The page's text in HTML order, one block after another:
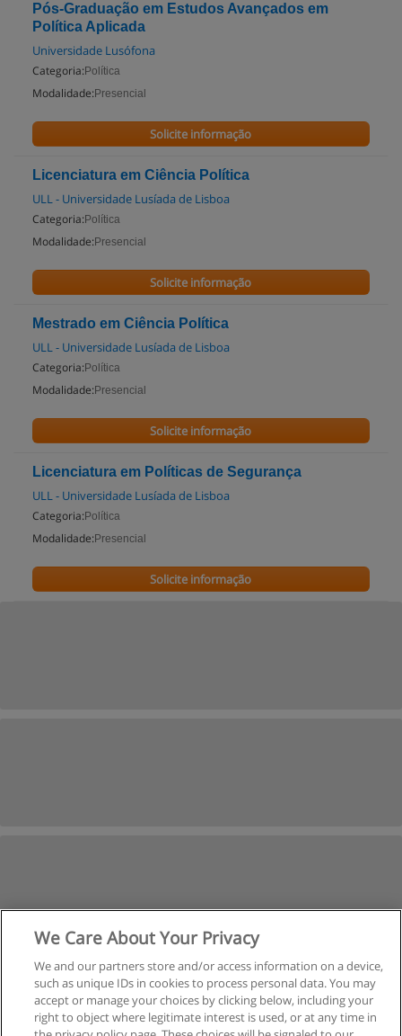
Pós-Graduação em Estudos Avançados em
Política Aplicada
Universidade Lusófona
Categoria: Política
Modalidade: Presencial
Solicite informação
Licenciatura em Ciência Política
ULL - Universidade Lusíada de Lisboa
Categoria: Política
Modalidade: Presencial
Solicite informação
Mestrado em Ciência Política
ULL - Universidade Lusíada de Lisboa
Categoria: Política
Modalidade: Presencial
Solicite informação
Licenciatura em Políticas de Segurança
ULL - Universidade Lusíada de Lisboa
Categoria: Política
Modalidade: Presencial
Solicite informação
Próxima
Página 1de2
We Care About Your Privacy
We and our partners store and/or access information on a device,
such as unique IDs in cookies to process personal data. You may
accept or manage your choices by clicking below, including your
right to object where legitimate interest is used, or at any time in